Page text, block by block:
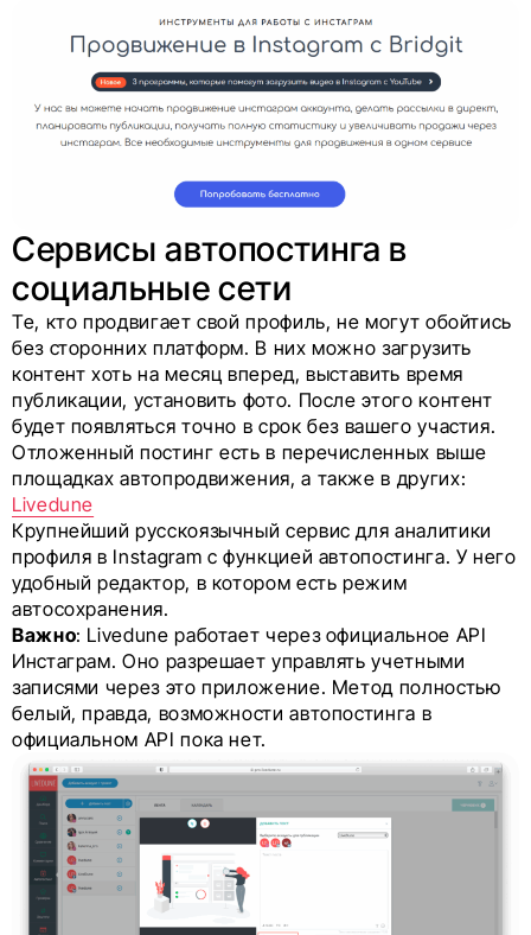
Сервисы автопостинга в
социальные сети
Те, кто продвигает свой профиль, не могут обойтись
без сторонних платформ. В них можно загрузить
контент хоть на месяц вперед, выставить время
публикации, установить фото. После этого контент
будет появляться точно в срок без вашего участия.
Отложенный постинг есть в перечисленных выше
площадках автопродвижения, а также в других:
Livedune
Крупнейший русскоязычный сервис для аналитики
профиля в Instagram с функцией автопостинга. У него
удобный редактор, в котором есть режим
автосохранения.
Важно: Livedune работает через официальное API
Инстаграм. Оно разрешает управлять учетными
записями через это приложение. Метод полностью
белый, правда, возможности автопостинга в
официальном API пока нет.